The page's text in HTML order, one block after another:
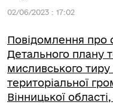
02/06/2023 : 17:02
Повідомлення про
Детального плану
мисливського тиру
територіальної
Вінницької